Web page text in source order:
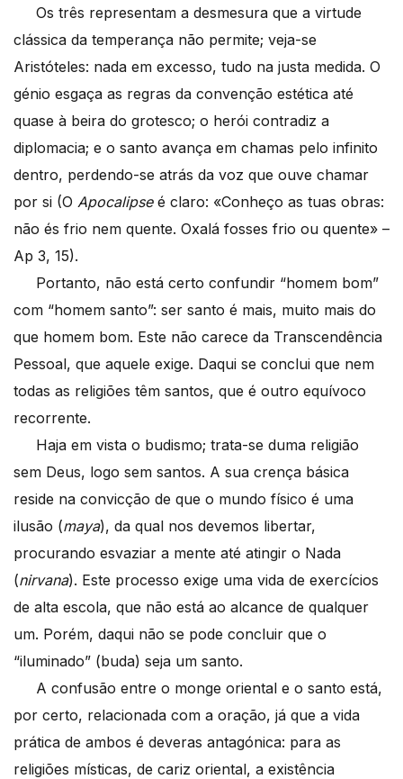
Os três representam a desmesura que a virtude
clássica da temperança não permite; veja-se
Aristóteles: nada em excesso, tudo na justa medida. O
génio esgaça as regras da convenção estética até
quase à beira do grotesco; o herói contradiz a
diplomacia; e o santo avança em chamas pelo infinito
dentro, perdendo-se atrás da voz que ouve chamar
por si (O Apocalipseé claro: «Conheço as tuas obras:
não és frio nem quente. Oxalá fosses frio ou quente» –
Ap 3, 15).
Portanto, não está certo confundir “homem bom”
com “homem santo”: ser santo é mais, muito mais do
que homem bom. Este não carece da Transcendência
Pessoal, que aquele exige. Daqui se conclui que nem
todas as religiões têm santos, que é outro equívoco
recorrente.
Haja em vista o budismo; trata-se duma religião
sem Deus, logo sem santos. A sua crença básica
reside na convicção de que o mundo físico é uma
ilusão (maya), da qual nos devemos libertar,
procurando esvaziar a mente até atingir o Nada
(nirvana). Este processo exige uma vida de exercícios
de alta escola, que não está ao alcance de qualquer
um. Porém, daqui não se pode concluir que o
“iluminado” (buda) seja um santo.
A confusão entre o monge oriental e o santo está,
por certo, relacionada com a oração, já que a vida
prática de ambos é deveras antagónica: para as
religiões místicas, de cariz oriental, a existência